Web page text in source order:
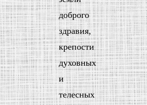
доброго
здравия,
крепости
духовных
и
телесных